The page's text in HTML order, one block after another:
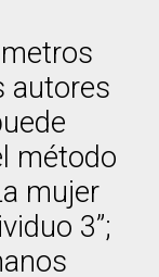
autores
método
mujer
3”;